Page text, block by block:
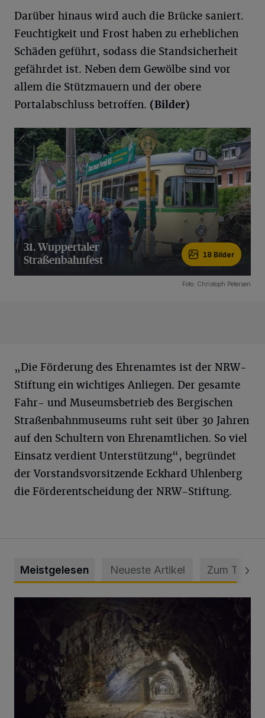
Darüber hinaus wird auch die Brücke saniert.
Feuchtigkeit und Frost haben zu erheblichen
Schäden geführt, sodass die Standsicherheit
gefährdet ist. Neben dem Gewölbe sind vor
allem die Stützmauern und der obere
Portalabschluss betroffen. (Bilder)
31. Wuppertaler
Straßenbahnfest
18 Bilder
Foto: Christoph Petersen
„Die Förderung des Ehrenamtes ist der NRW-
Stiftung ein wichtiges Anliegen. Der gesamte
Fahr- und Museumsbetrieb des Bergischen
Straßenbahnmuseums ruht seit über 30 Jahren
auf den Schultern von Ehrenamtlichen. So viel
Einsatz verdient Unterstützung“, begründet
der Vorstandsvorsitzende Eckhard Uhlenberg
die Förderentscheidung der NRW-Stiftung.
Meistgelesen Neueste Artikel Zum Thema